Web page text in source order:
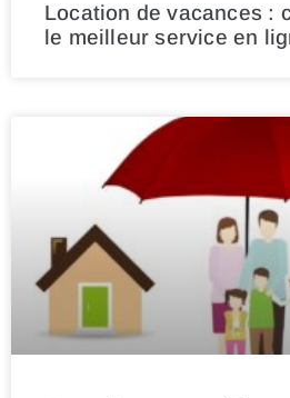
Location de vacances :
le meilleur service en